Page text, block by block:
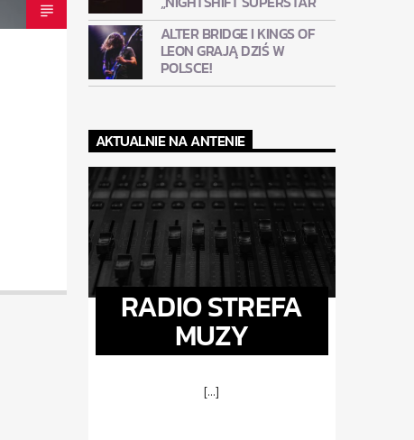
ALTER BRIDGE I KINGS OF
LEON GRAJĄ DZIŚ W
POLSCE!
AKTUALNIE NA ANTENIE
RADIO STREFA
MUZY
[...]